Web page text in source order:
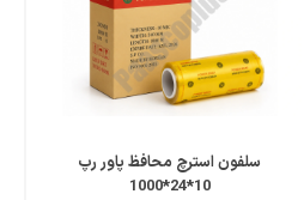
سلفون استرچ محافظ پاور رپ
10*24*1000